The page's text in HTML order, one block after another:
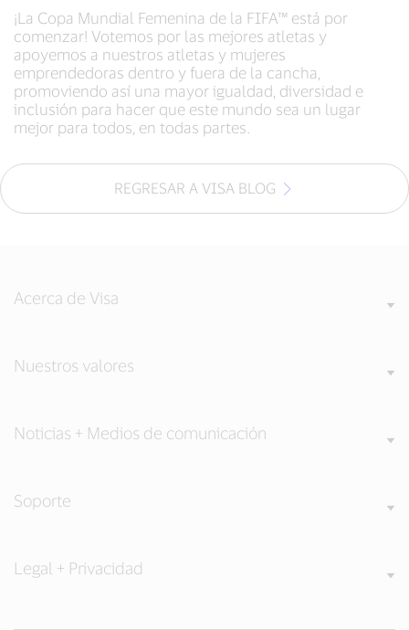
¡La Copa Mundial Femenina de la FIFA™ está por
comenzar! Votemos por las mejores atletas y
apoyemos a nuestros atletas y mujeres
emprendedoras dentro y fuera de la cancha,
promoviendo así una mayor igualdad, diversidad e
inclusión para hacer que este mundo sea un lugar
mejor para todos, en todas partes.
REGRESAR A VISA BLOG
Acerca de Visa
Nuestros valores
Noticias + Medios de comunicación
Soporte
Legal + Privacidad